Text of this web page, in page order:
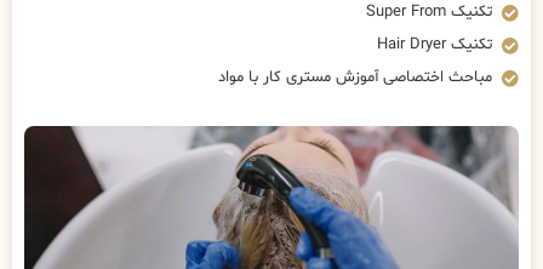
تکنیک Super From
تکنیک Hair Dryer
مباحث اختصاصی آموزش مستری کار با مواد